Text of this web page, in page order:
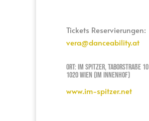
Tickets Reservierungen:
vera@danceability.at
Ort: Im Spitzer, Taborstraße 10
1020 Wien (Im Innenhof)
www.im-spitzer.net